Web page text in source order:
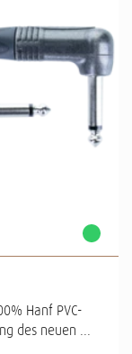
Hanf PVC-
des neuen ...